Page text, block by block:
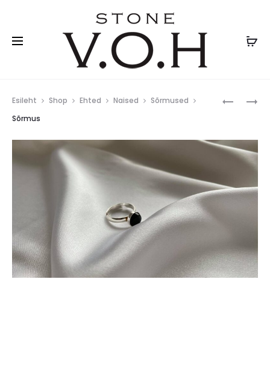
PIHLAKA
Esileht Shop Ehted Naised
Sõrmused
Sõrmus